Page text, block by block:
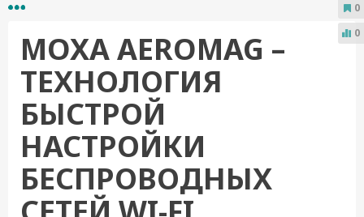
MOXA AEROMAG –
ТЕХНОЛОГИЯ
БЫСТРОЙ
НАСТРОЙКИ
БЕСПРОВОДНЫХ
0
0